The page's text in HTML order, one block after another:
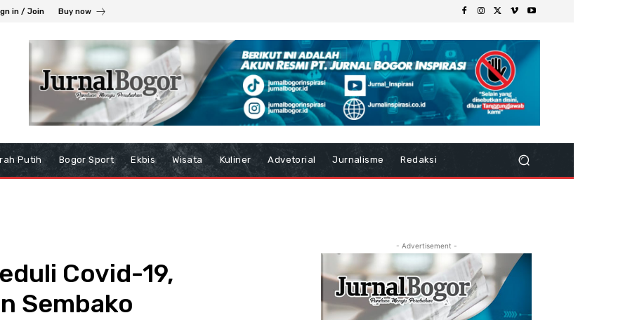
in / Join Buy now
Putih Bogor Sport Ekbis Wisata Kuliner Advetorial Jurnalisme Redaksi
Covid-19,
Sembako
- Advertisement -